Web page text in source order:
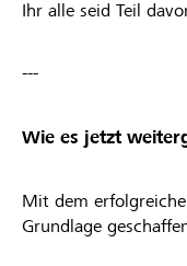
Ihr alle seid Teil
---
Wie es jetzt
Mit dem
Grundlage